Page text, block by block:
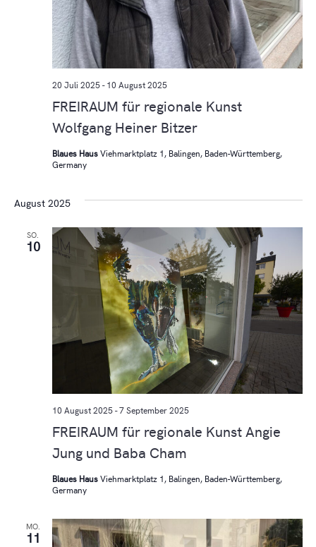
FREIRAUM für regionale Kunst
Wolfgang Heiner Bitzer
20 Juli 2025- 10 August 2025
Blaues Haus Viehmarktplatz 1, Balingen, Baden-Württemberg,
Germany
August 2025
SO.
10
FREIRAUM für regionale Kunst Angie
Jung und Baba Cham
10 August 2025- 7 September 2025
Blaues Haus Viehmarktplatz 1, Balingen, Baden-Württemberg,
Germany
MO.
11